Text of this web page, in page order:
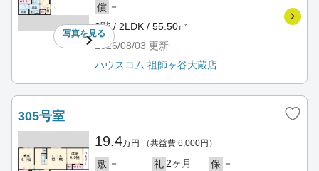
写真を見る
償 －
3階 / 2LDK / 55.50㎡
2026/08/03 更新
ハウスコム 祖師ヶ谷大蔵店
305号室
19.4万円 （共益費 6,000円）
敷 － 礼2ヶ月 保 －